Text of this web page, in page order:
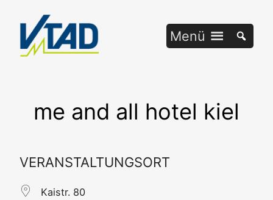
springen
Menü
me and all hotel kiel
VERANSTALTUNGSORT
Kai­str. 80